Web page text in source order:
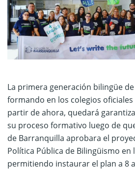
La primera generación bilingüe
formando en los colegios oficiales
partir de ahora, quedará
su proceso formativo luego de
de Barranquilla aprobara el
Política Pública de Bilingüismo en
permitiendo instaurar el plan a 8